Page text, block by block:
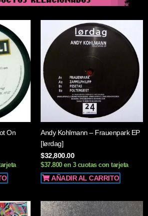
On
Andy Kohlmann – Frauenpark EP
[lørdag]
$32,800.00
$37.800 en 3 cuotas con tarjeta
AÑADIR AL CARRITO